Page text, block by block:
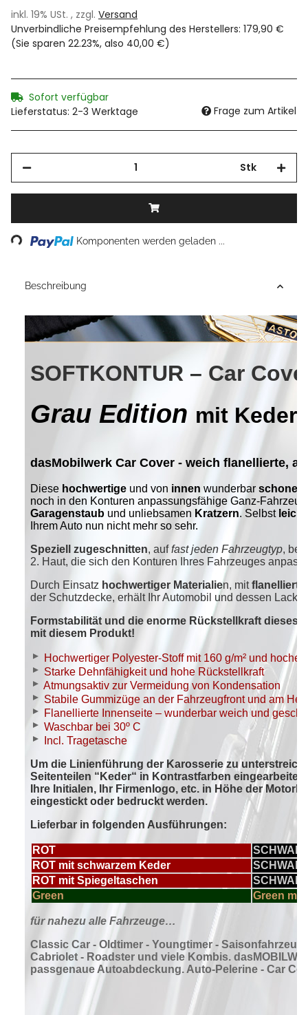
inkl. 19% USt. , zzgl. Versand
Unverbindliche Preisempfehlung des Herstellers: 179,90 €
(Sie sparen 22.23%, also 40,00 €)
Sofort verfügbar
Lieferstatus: 2-3 Werktage
Frage zum Artikel
Stk
Loading... Komponenten werden geladen ...
Beschreibung